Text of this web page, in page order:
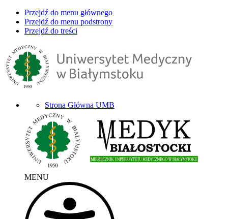
Przejdź do menu głównego
Przejdź do menu podstrony
Przejdź do treści
Strona Główna UMB
MENU